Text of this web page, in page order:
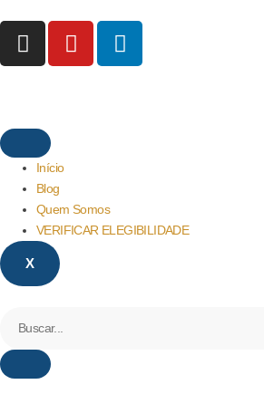
Início
Blog
Quem Somos
VERIFICAR ELEGIBILIDADE
X